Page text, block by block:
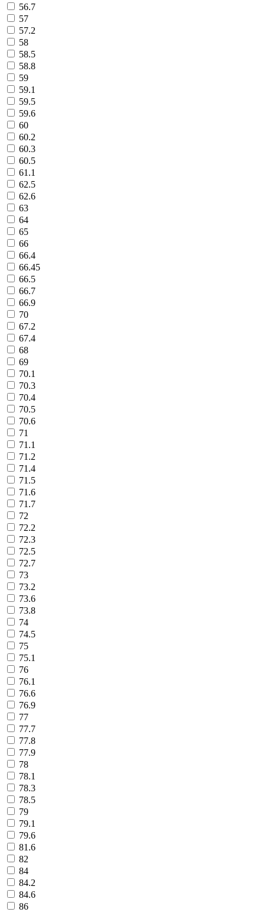
56.7
57
57.2
58
58.5
58.8
59
59.1
59.5
59.6
60
60.2
60.3
60.5
61.1
62.5
62.6
63
64
65
66
66.4
66.45
66.5
66.7
66.9
70
67.2
67.4
68
69
70.1
70.3
70.4
70.5
70.6
71
71.1
71.2
71.4
71.5
71.6
71.7
72
72.2
72.3
72.5
72.7
73
73.2
73.6
73.8
74
74.5
75
75.1
76
76.1
76.6
76.9
77
77.7
77.8
77.9
78
78.1
78.3
78.5
79
79.1
79.6
81.6
82
84
84.2
84.6
86